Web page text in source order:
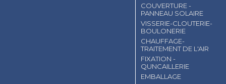
COUVERTURE -
PANNEAU SOLAIRE
VISSERIE-CLOUTERIE-
BOULONERIE
CHAUFFAGE-
TRAITEMENT DE L'AIR
FIXATION -
QUNCAILLERIE
EMBALLAGE